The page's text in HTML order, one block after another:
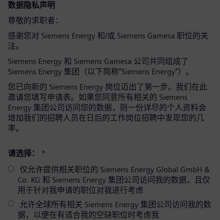
数据隐私声明
尊敬的求职者：
感谢您对 Siemens Energy 和/或 Siemens Gamesa 职位的关
注。
Siemens Energy 和 Siemens Gamesa 公司共同组成了
Siemens Energy 集团（以下简称“Siemens Energy”）。
您已向新的 Siemens Energy 岗位迈出了第一步。我们在此
邀请您填写申请表。如果您同意所有相关的 Siemens
Energy 集团公司访问您的数据，则一份详尽的个人资料会
增加我们的招聘人员在日后的工作岗位招聘中发现您的几
率。
请选择：
*
仅允许提供相关职位的 Siemens Energy Global GmbH &
Co. KG 和 Siemens Energy 集团公司访问我的数据，且仅
用于针对我申请的职位对我进行考虑
允许全球所有相关 Siemens Energy 集团公司访问我的数
据，以便在有适合我的空缺职位时考虑我